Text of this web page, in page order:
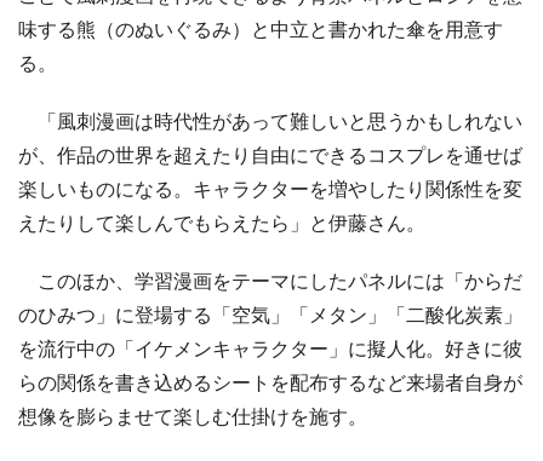
味する熊（のぬいぐるみ）と中立と書かれた傘を用意す
る。
「風刺漫画は時代性があって難しいと思うかもしれない
が、作品の世界を超えたり自由にできるコスプレを通せば
楽しいものになる。キャラクターを増やしたり関係性を変
えたりして楽しんでもらえたら」と伊藤さん。
このほか、学習漫画をテーマにしたパネルには「からだ
のひみつ」に登場する「空気」「メタン」「二酸化炭素」
を流行中の「イケメンキャラクター」に擬人化。好きに彼
らの関係を書き込めるシートを配布するなど来場者自身が
想像を膨らませて楽しむ仕掛けを施す。